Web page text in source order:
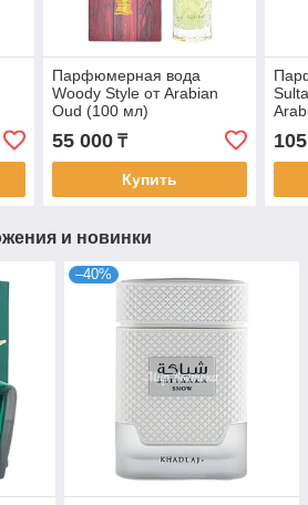
Парфюмерная вода
Woody Style от Arabian
Oud (100 мл)
55 000₸
Купить
и новинки
–40%